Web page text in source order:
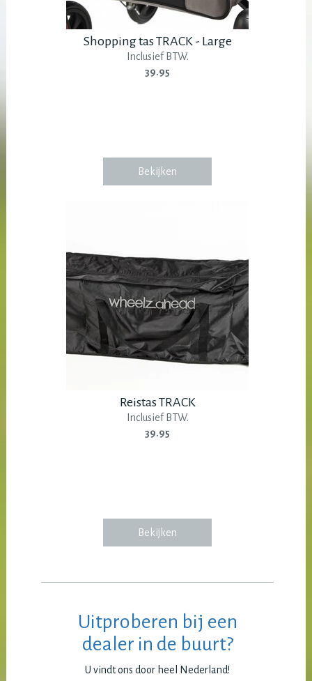
Shopping tas TRACK - Large
Inclusief BTW.
39.95
Bekijken
Reistas TRACK
Inclusief BTW.
39.95
Bekijken
Uitproberen bij een
dealer in de buurt?
U vindt ons door heel Nederland!